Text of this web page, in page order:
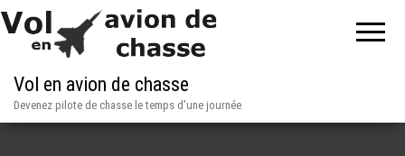
Vol en avion de chasse
Devenez pilote de chasse le temps d'une journée